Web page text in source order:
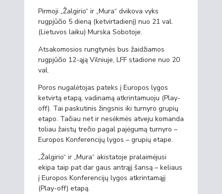
Pirmoji „Žalgirio“ ir „Mura“ dvikova vyks
rugpjūčio 5 dieną (ketvirtadienį) nuo 21 val.
(Lietuvos laiku) Murska Sobotoje.
Atsakomosios rungtynės bus žaidžiamos
rugpjūčio 12-ąją Vilniuje, LFF stadione nuo 20
val.
Poros nugalėtojas pateks į Europos lygos
ketvirtą etapą, vadinamą atkrintamuoju (Play-
off). Tai paskutinis žingsnis iki turnyro grupių
etapo. Tačiau net ir nesėkmės atveju komanda
toliau žaistų trečio pagal pajėgumą turnyro –
Europos Konferencijų lygos – grupių etape.
„Žalgirio“ ir „Mura“ akistatoje pralaimėjusi
ekipa taip pat dar gaus antrąjį šansą – keliaus
į Europos Konferencijų lygos atkrintamąjį
(Play-off) etapą.